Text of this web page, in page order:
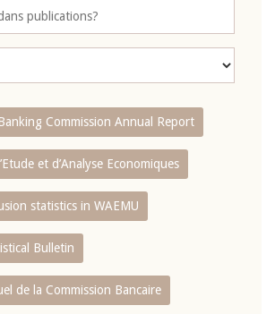
Commission Annual Report
et d’Analyse Economiques
statistics in WAEMU
Bulletin
de la Commission Bancaire